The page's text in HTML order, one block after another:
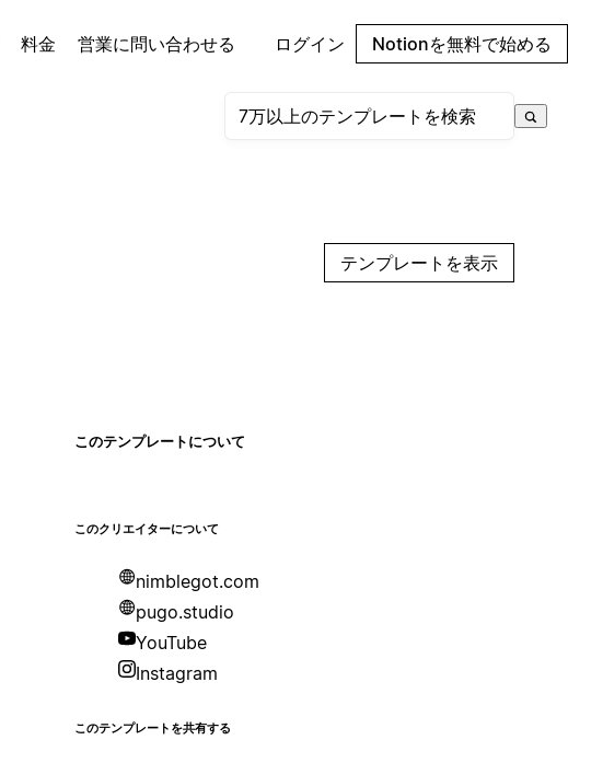
料金 営業に問い合わせる ログイン Notionを無料で始める
テンプレートを表示
このテンプレートについて
このクリエイターについて
nimblegot.com
pugo.studio
YouTube
Instagram
このテンプレートを共有する